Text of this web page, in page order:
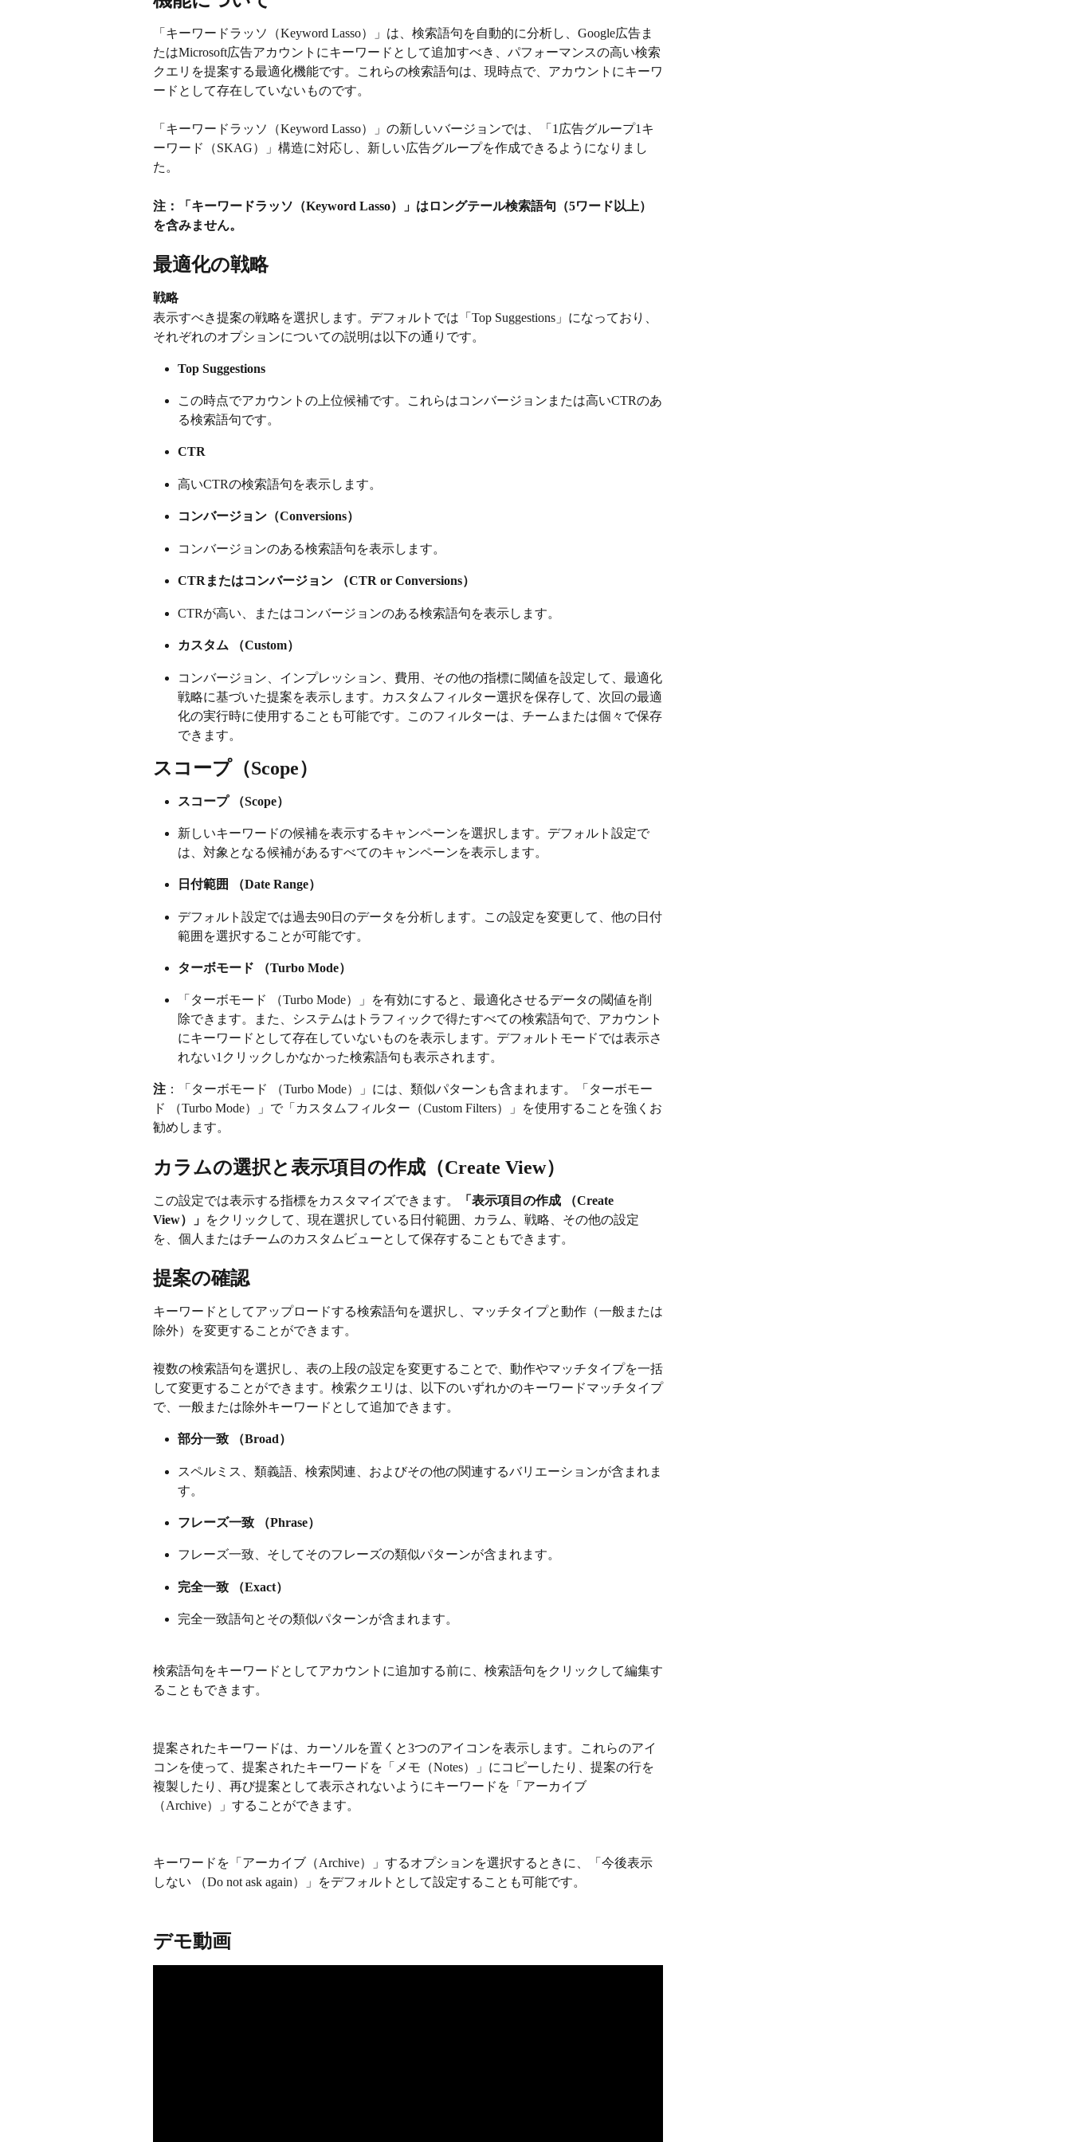
「キーワードラッソ（Keyword Lasso）」は、検索語句を自動的に分析し、Google広告ま
たはMicrosoft広告アカウントにキーワードとして追加すべき、パフォーマンスの高い検索
クエリを提案する最適化機能です。これらの検索語句は、現時点で、アカウントにキーワ
ードとして存在していないものです。
「キーワードラッソ（Keyword Lasso）」の新しいバージョンでは、「1広告グループ1キ
ーワード（SKAG）」構造に対応し、新しい広告グループを作成できるようになりまし
た。
注：「キーワードラッソ（Keyword Lasso）」はロングテール検索語句（5ワード以上）
を含みません。
最適化の戦略
戦略
表示すべき提案の戦略を選択します。デフォルトでは「Top Suggestions」になっており、
それぞれのオプションについての説明は以下の通りです。
Top Suggestions
この時点でアカウントの上位候補です。これらはコンバージョンまたは高いCTRのあ
る検索語句です。
CTR
高いCTRの検索語句を表示します。
コンバージョン（Conversions）
コンバージョンのある検索語句を表示します。
CTRまたはコンバージョン （CTR or Conversions）
CTRが高い、またはコンバージョンのある検索語句を表示します。
カスタム （Custom）
コンバージョン、インプレッション、費用、その他の指標に閾値を設定して、最適化
戦略に基づいた提案を表示します。カスタムフィルター選択を保存して、次回の最適
化の実行時に使用することも可能です。このフィルターは、チームまたは個々で保存
できます。
スコープ（Scope）
スコープ （Scope）
新しいキーワードの候補を表示するキャンペーンを選択します。デフォルト設定で
は、対象となる候補があるすべてのキャンペーンを表示します。
日付範囲 （Date Range）
デフォルト設定では過去90日のデータを分析します。この設定を変更して、他の日付
範囲を選択することが可能です。
ターボモード （Turbo Mode）
「ターボモード （Turbo Mode）」を有効にすると、最適化させるデータの閾値を削
除できます。また、システムはトラフィックで得たすべての検索語句で、アカウント
にキーワードとして存在していないものを表示します。デフォルトモードでは表示さ
れない1クリックしかなかった検索語句も表示されます。
注 ：「ターボモード （Turbo Mode）」には、類似パターンも含まれます。「ターボモー
ド （Turbo Mode）」で「カスタムフィルター（Custom Filters）」を使用することを強くお
勧めします。
カラムの選択と表示項目の作成（Create View）
この設定では表示する指標をカスタマイズできます。
「表示項目の作成 （Create
View）」 をクリックして、現在選択している日付範囲、カラム、戦略、その他の設定
を、個人またはチームのカスタムビューとして保存することもできます。
提案の確認
キーワードとしてアップロードする検索語句を選択し、マッチタイプと動作（一般または
除外）を変更することができます。
複数の検索語句を選択し、表の上段の設定を変更することで、動作やマッチタイプを一括
して変更することができます。検索クエリは、以下のいずれかのキーワードマッチタイプ
で、一般または除外キーワードとして追加できます。
部分一致 （Broad）
スペルミス、類義語、検索関連、およびその他の関連するバリエーションが含まれま
す。
フレーズ一致 （Phrase）
フレーズ一致、そしてそのフレーズの類似パターンが含まれます。
完全一致 （Exact）
完全一致語句とその類似パターンが含まれます。
検索語句をキーワードとしてアカウントに追加する前に、検索語句をクリックして編集す
ることもできます。
提案されたキーワードは、カーソルを置くと3つのアイコンを表示します。これらのアイ
コンを使って、提案されたキーワードを「メモ（Notes）」にコピーしたり、提案の行を
複製したり、再び提案として表示されないようにキーワードを「アーカイブ
（Archive）」することができます。
キーワードを「アーカイブ（Archive）」するオプションを選択するときに、「今後表示
しない （Do not ask again）」をデフォルトとして設定することも可能です。
デモ動画